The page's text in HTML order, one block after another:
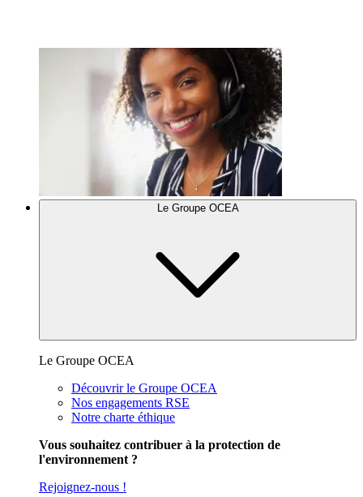
Le Groupe OCEA
Le Groupe OCEA
Découvrir le Groupe OCEA
Nos engagements RSE
Notre charte éthique
Vous souhaitez contribuer à la protection de
l'environnement ?
Rejoignez-nous !